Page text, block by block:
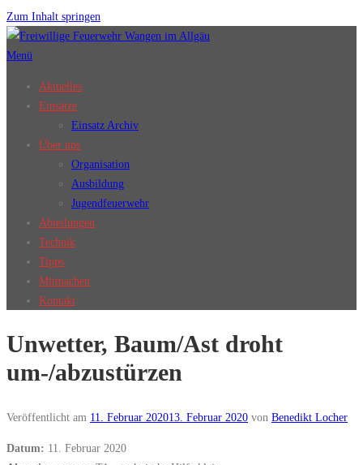
Zum Inhalt springen
Menü
Aktuelles
Einsätze
Einsatz Archiv
Über uns
Organisation
Ausbildung
Jugendfeuerwehr
Abteilungen
Technik
Tipps
Mitmachen
Kontakt
Unwetter, Baum/Ast droht
um-/abzustürzen
Veröffentlicht am 11. Februar 202013. Februar 2020 von Benedikt Locher
Datum: 11. Februar 2020